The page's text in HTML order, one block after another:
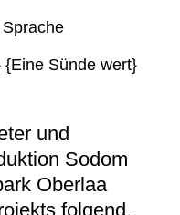
{Eine Sünde wert}
und
Sodom
Oberlaa
folgend,